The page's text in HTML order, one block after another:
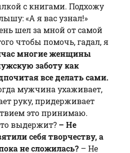
с книгами. Подхожу
«А я вас узнал!»
шел за мной от самой
чтобы помочь, гадал, я
многие женщины
заботу как
все делать сами.
мужчина ухаживает,
руку, придерживает
это принимаю.
выдержит? – Не
себя творчеству, а
не сложилась? – Не